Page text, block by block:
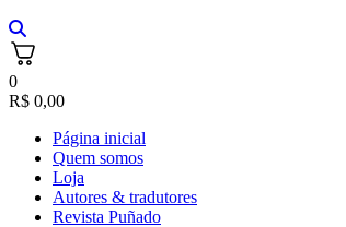
0
R$ 0,00
Página inicial
Quem somos
Loja
Autores & tradutores
Revista Puñado